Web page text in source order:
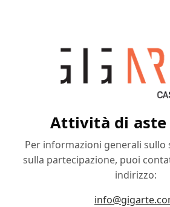
Attività di
Per informazioni generali sullo
sulla partecipazione, puoi
indirizzo: